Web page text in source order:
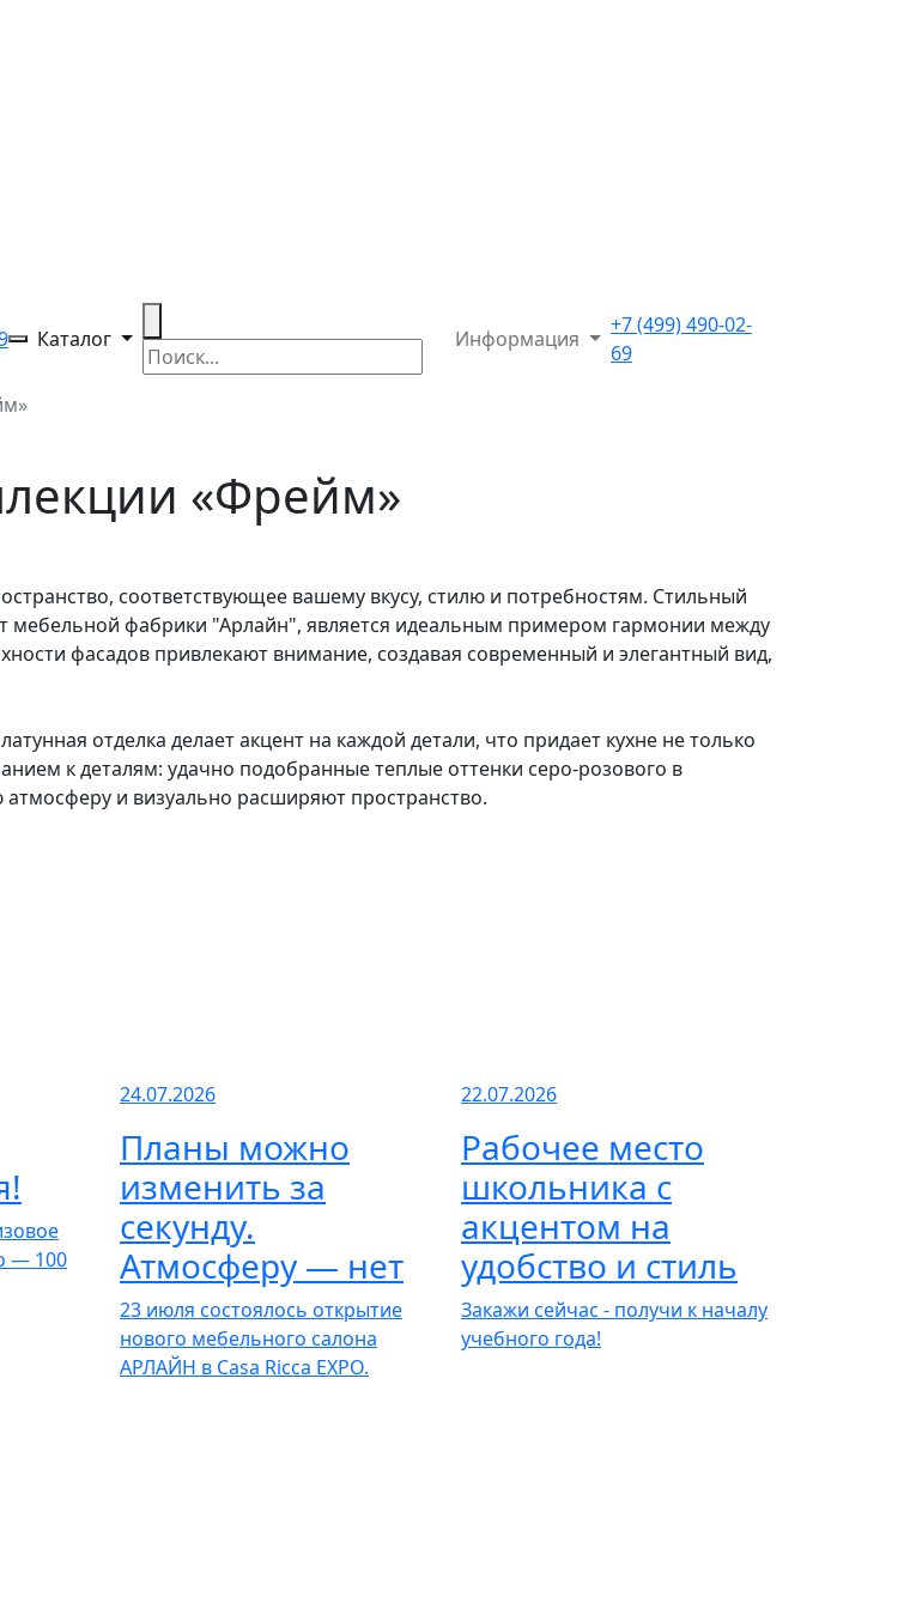
Каталог Информация
+7 (499) 490-02-
69
«Фрейм»
соответствующее вашему вкусу, стилю и потребностям. Стильный
мебельной фабрики "Арлайн", является идеальным примером гармонии между
фасадов привлекают внимание, создавая современный и элегантный вид,
отделка делает акцент на каждой детали, что придает кухне не только
к деталям: удачно подобранные теплые оттенки серо-розового в
и визуально расширяют пространство.
— 100
24.07.2026
Планы можно
изменить за
секунду.
Атмосферу — нет
23 июля состоялось открытие
нового мебельного салона
АРЛАЙН в Casa Ricca EXPO.
22.07.2026
Рабочее место
школьника с
акцентом на
удобство и стиль
Закажи сейчас - получи к началу
учебного года!